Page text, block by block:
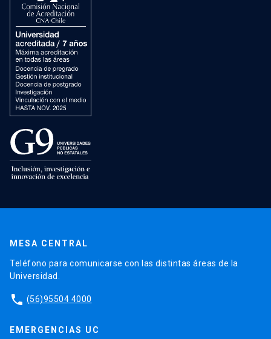
MESA CENTRAL
Teléfono para comunicarse con las distintas áreas de la
Universidad.
phone (56)95504 4000
EMERGENCIAS UC